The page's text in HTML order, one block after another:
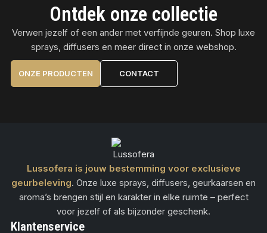
Ontdek onze collectie
Verwen jezelf of een ander met verfijnde geuren. Shop luxe
sprays, diffusers en meer direct in onze webshop.
ONZE PRODUCTEN CONTACT
Lussofera is jouw bestemming voor exclusieve
geurbeleving. Onze luxe sprays, diffusers, geurkaarsen en
aroma’s brengen stijl en karakter in elke ruimte – perfect
voor jezelf of als bijzonder geschenk.
Klantenservice